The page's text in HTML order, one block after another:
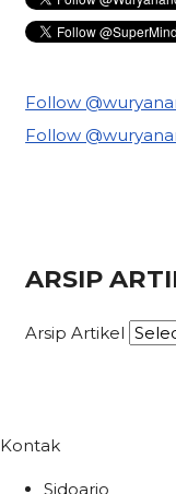
Follow
Follow
ARSIP
Arsip Artikel
Kontak
Sidoarjo